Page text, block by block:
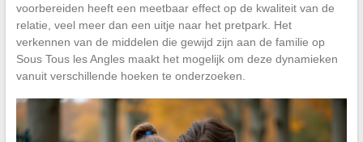
voorbereiden heeft een meetbaar effect op de kwaliteit van de
relatie, veel meer dan een uitje naar het pretpark. Het
verkennen van de middelen die gewijd zijn aan de familie op
Sous Tous les Angles maakt het mogelijk om deze dynamieken
vanuit verschillende hoeken te onderzoeken.